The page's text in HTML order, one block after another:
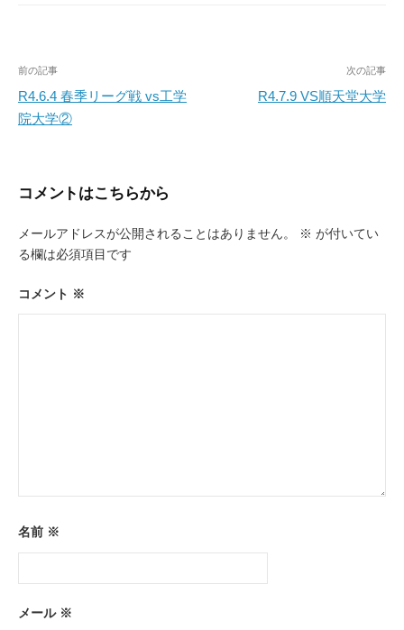
投
稿
ナ
ゲ
シ
ョ
ン
前の記事
R4.6.4 春季リーグ戦 vs工学
院大学②
次の記事
R4.7.9 VS順天堂大学
コメントはこちらから
メールアドレスが公開されることはありません。 ※ が付いてい
る欄は必須項目です
コメント ※
名前 ※
メール ※